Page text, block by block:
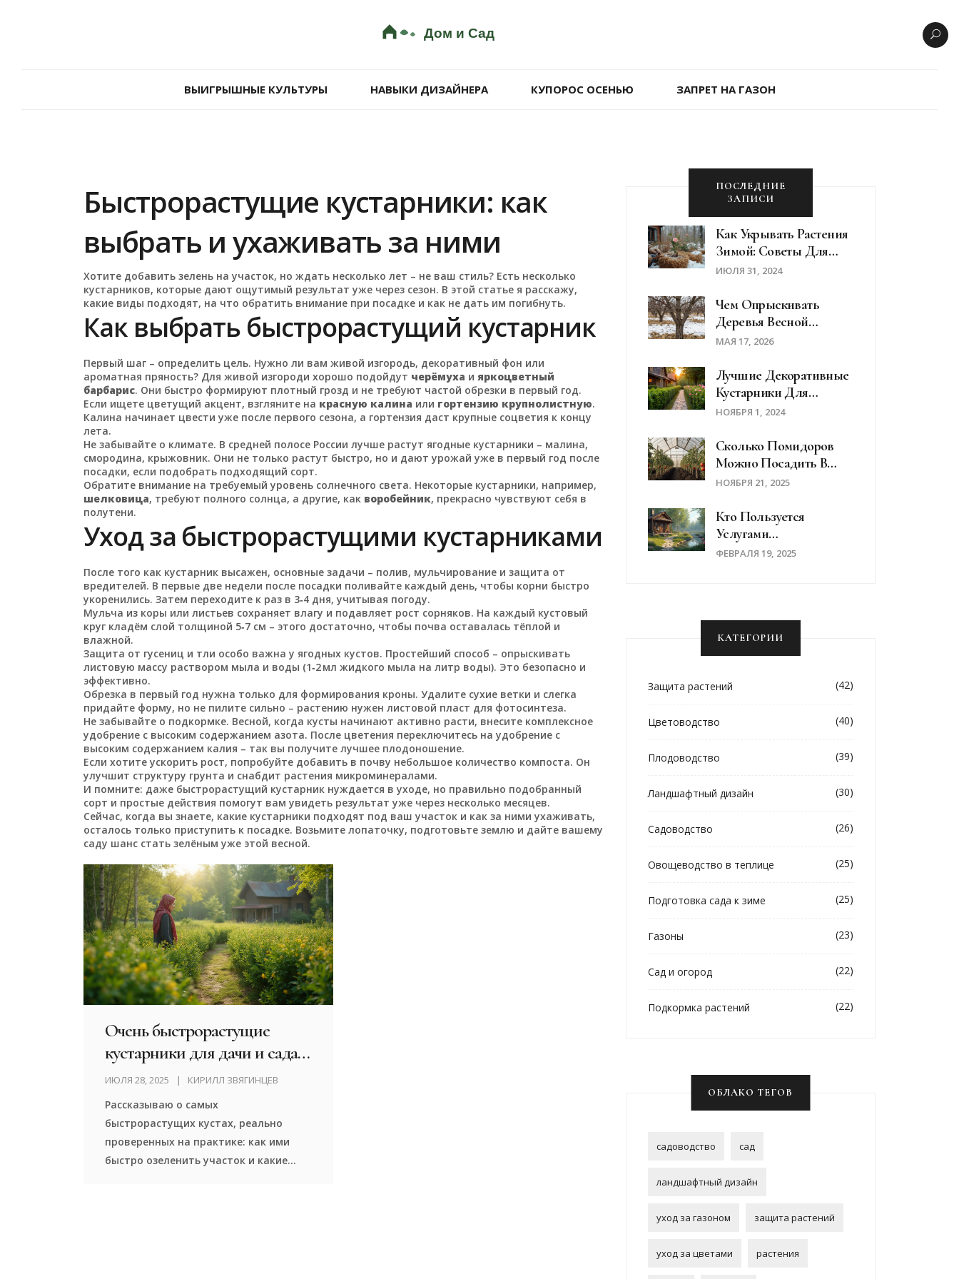
ВЫИГРЫШНЫЕ КУЛЬТУРЫ НАВЫКИ ДИЗАЙНЕРА КУПОРОС ОСЕНЬЮ ЗАПРЕТ НА ГАЗОН
Быстрорастущие кустарники: как
выбрать и ухаживать за ними
Хотите добавить зелень на участок, но ждать несколько лет – не ваш стиль? Есть несколько
кустарников, которые дают ощутимый результат уже через сезон. В этой статье я расскажу,
какие виды подходят, на что обратить внимание при посадке и как не дать им погибнуть.
Как выбрать быстрорастущий кустарник
Первый шаг – определить цель. Нужно ли вам живой изгородь, декоративный фон или
ароматная пряность? Для живой изгороди хорошо подойдут черёмуха ияркоцветный
барбарис. Они быстро формируют плотный грозд и не требуют частой обрезки в первый год.
Если ищете цветущий акцент, взгляните на красную калина или гортензию крупнолистную.
Калина начинает цвести уже после первого сезона, а гортензия даст крупные соцветия к концу
лета.
Не забывайте о климате. В средней полосе России лучше растут ягодные кустарники – малина,
смородина, крыжовник. Они не только растут быстро, но и дают урожай уже в первый год после
посадки, если подобрать подходящий сорт.
Обратите внимание на требуемый уровень солнечного света. Некоторые кустарники, например,
шелковица, требуют полного солнца, а другие, как воробейник, прекрасно чувствуют себя в
полутени.
Уход за быстрорастущими кустарниками
После того как кустарник высажен, основные задачи – полив, мульчирование и защита от
вредителей. В первые две недели после посадки поливайте каждый день, чтобы корни быстро
укоренились. Затем переходите к раз в 3‑4 дня, учитывая погоду.
Мульча из коры или листьев сохраняет влагу и подавляет рост сорняков. На каждый кустовый
круг кладём слой толщиной 5‑7 см – этого достаточно, чтобы почва оставалась тёплой и
влажной.
Защита от гусениц и тли особо важна у ягодных кустов. Простейший способ – опрыскивать
листовую массу раствором мыла и воды (1‑2 мл жидкого мыла на литр воды). Это безопасно и
эффективно.
Обрезка в первый год нужна только для формирования кроны. Удалите сухие ветки и слегка
придайте форму, но не пилите сильно – растению нужен листовой пласт для фотосинтеза.
Не забывайте о подкормке. Весной, когда кусты начинают активно расти, внесите комплексное
удобрение с высоким содержанием азота. После цветения переключитесь на удобрение с
высоким содержанием калия – так вы получите лучшее плодоношение.
Если хотите ускорить рост, попробуйте добавить в почву небольшое количество компоста. Он
улучшит структуру грунта и снабдит растения микроминералами.
И помните: даже быстрорастущий кустарник нуждается в уходе, но правильно подобранный
сорт и простые действия помогут вам увидеть результат уже через несколько месяцев.
Сейчас, когда вы знаете, какие кустарники подходят под ваш участок и как за ними ухаживать,
осталось только приступить к посадке. Возьмите лопаточку, подготовьте землю и дайте вашему
саду шанс стать зелёным уже этой весной.
Очень быстрорастущие
кустарники для дачи и сада:
обзор и советы
ИЮЛЯ 28, 2025 КИРИЛЛ ЗВЯГИНЦЕВ
Рассказываю о самых
быстрорастущих кустах, реально
проверенных на практике: как ими
быстро озеленить участок и какие
ПОСЛЕДНИЕ
ЗАПИСИ
Как Укрывать Растения
Зимой: Советы Для
Спасения Сада
ИЮЛЯ 31, 2024
Чем Опрыскивать
Деревья Весной
Первый Раз: Полный
Срокам
МАЯ 17, 2026
Лучшие Декоративные
Кустарники Для
Посадки Вдоль Дома
НОЯБРЯ 1, 2024
Сколько Помидоров
Можно Посадить В
Теплице 3 На 6
НОЯБРЯ 21, 2025
Кто Пользуется
Услугами
Ландшафтного
ФЕВРАЛЯ 19, 2025
КАТЕГОРИИ
Защита растений (42)
Цветоводство (40)
Плодоводство (39)
Ландшафтный дизайн (30)
Садоводство (26)
Овощеводство в теплице (25)
Подготовка сада к зиме (25)
Газоны (23)
Сад и огород (22)
Подкормка растений (22)
ОБЛАКО ТЕГОВ
садоводство сад
ландшафтный дизайн
уход за газоном защита растений
уход за цветами растения